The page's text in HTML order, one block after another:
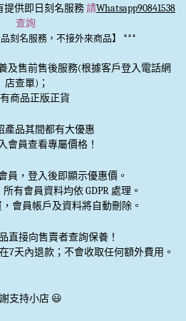
提供即日刻名服務請Whatsapp90841538
查詢
刻名服務，不接外來商品】 ***
及售前售後服務(根據客戶登入電話網
店查單)；
商品正版正貨
產品其間都有大優惠
會員查看專屬價格！
員 ，登入後即顯示優惠價。
所有會員資料均依 GDPR 處理。
會員帳戶及資料將自動刪除。
直接向售賣者查詢保養！
7天內退款；不會收取任何額外費用。
支持小店 😃